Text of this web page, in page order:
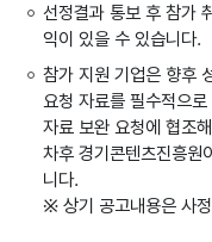
선정결과 통보 후 참가
익이 있을 수 있습니다.
참가 지원 기업은 향후
요청 자료를 필수적으
자료 보완 요청에 협조
차후 경기콘텐츠진흥원
니다.
※ 상기 공고내용은 사